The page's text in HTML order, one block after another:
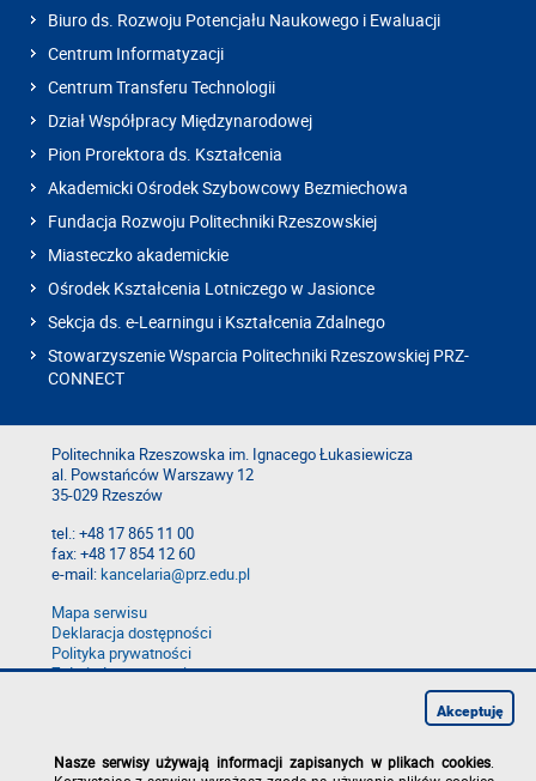
Biuro ds. Rozwoju Potencjału Naukowego i Ewaluacji
Centrum Informatyzacji
Centrum Transferu Technologii
Dział Współpracy Międzynarodowej
Pion Prorektora ds. Kształcenia
Akademicki Ośrodek Szybowcowy Bezmiechowa
Fundacja Rozwoju Politechniki Rzeszowskiej
Miasteczko akademickie
Ośrodek Kształcenia Lotniczego w Jasionce
Sekcja ds. e-Learningu i Kształcenia Zdalnego
Stowarzyszenie Wsparcia Politechniki Rzeszowskiej PRZ-
CONNECT
Politechnika Rzeszowska im. Ignacego Łukasiewicza
al. Powstańców Warszawy 12
35-029 Rzeszów
tel.: +48 17 865 11 00
fax: +48 17 854 12 60
e-mail:kancelaria@prz.edu.pl
Mapa serwisu
Deklaracja dostępności
Polityka prywatności
Zgłoś błąd na stronie
Nasze serwisy używają informacji zapisanych w plikach cookies
Akceptuję